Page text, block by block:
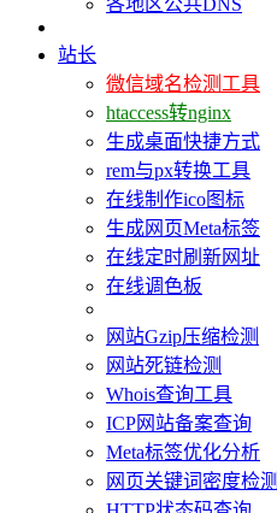
各地区公共DNS
站长
微信域名检测工具
htaccess转nginx
生成桌面快捷方式
rem与px转换工具
在线制作ico图标
生成网页Meta标签
在线定时刷新网址
在线调色板
网站Gzip压缩检测
网站死链检测
Whois查询工具
ICP网站备案查询
Meta标签优化分析
网页关键词密度检测